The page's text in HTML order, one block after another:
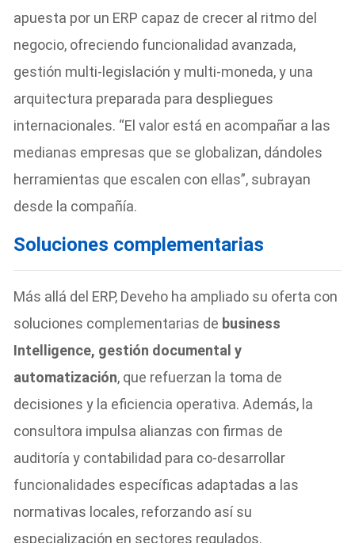
apuesta por un ERP capaz de crecer al ritmo del
negocio, ofreciendo funcionalidad avanzada,
gestión multi-legislación y multi-moneda, y una
arquitectura preparada para despliegues
internacionales. “El valor está en acompañar a las
medianas empresas que se globalizan, dándoles
herramientas que escalen con ellas”, subrayan
desde la compañía.
Soluciones complementarias
Más allá del ERP, Deveho ha ampliado su oferta con
soluciones complementarias de business
Intelligence, gestión documental y
automatización, que refuerzan la toma de
decisiones y la eficiencia operativa. Además, la
consultora impulsa alianzas con firmas de
auditoría y contabilidad para co-desarrollar
funcionalidades específicas adaptadas a las
normativas locales, reforzando así su
especialización en sectores regulados.